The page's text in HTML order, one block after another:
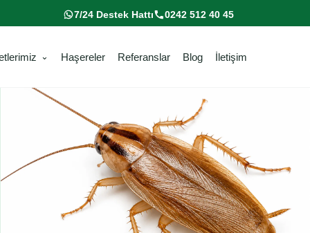
7/24 Destek Hattı 0242 512 40 45
Haşereler Referanslar Blog İletişim